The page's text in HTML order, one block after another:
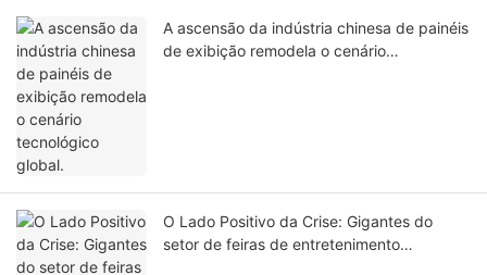
A ascensão da indústria chinesa de painéis
de exibição remodela o cenário
O Lado Positivo da Crise: Gigantes do
setor de feiras de entretenimento